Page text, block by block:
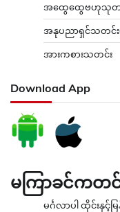
အထွေထွေဗဟုသု
အနုပညာရှင်သတင်းမ
အားကစားသတင်း
Download App
မကြာခင်ကတ
မင်္ဂလာပါ ထိုင်းနှင့်မ